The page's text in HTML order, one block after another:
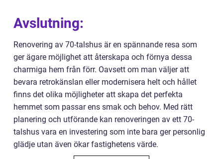
Avslutning:
Renovering av 70-talshus är en spännande resa som
ger ägare möjlighet att återskapa och förnya dessa
charmiga hem från förr. Oavsett om man väljer att
bevara retrokänslan eller modernisera helt och hållet
finns det olika möjligheter att skapa det perfekta
hemmet som passar ens smak och behov. Med rätt
planering och utförande kan renoveringen av ett 70-
talshus vara en investering som inte bara ger personlig
glädje utan även ökar fastighetens värde.